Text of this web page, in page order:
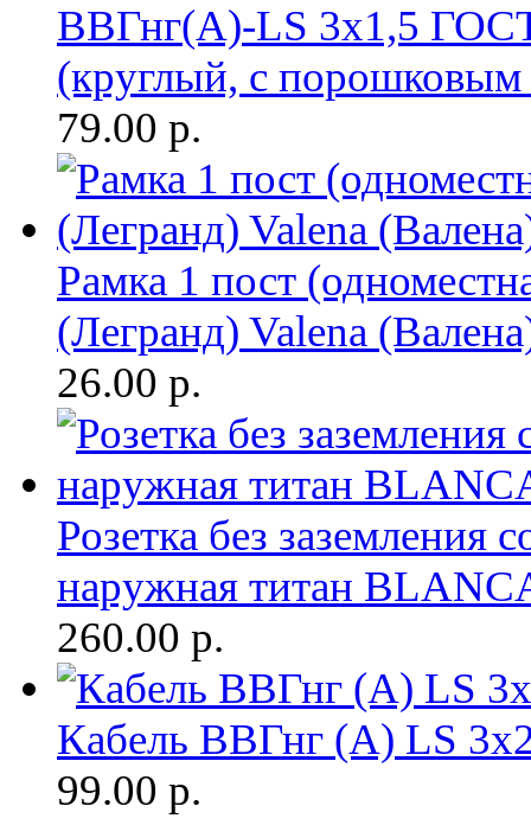
ВВГнг(A)-LS 3х1,5
(круглый, с порошковым
79.00 р.
Рамка 1 пост
(Легранд) Valena
26.00 р.
Розетка без
наружная титан
260.00 р.
Кабель ВВГнг (A) LS
99.00 р.